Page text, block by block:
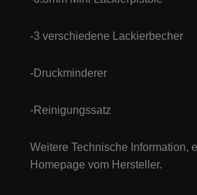
-3 verschiedene Lackierbecher
-Druckminderer
-Reinigungssatz
Weitere Technische Information,
Homepage vom Hersteller.